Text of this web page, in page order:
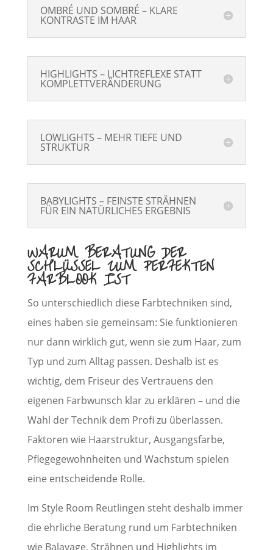
OMBRÉ UND SOMBRÉ – KLARE
KONTRASTE IM HAAR
HIGHLIGHTS – LICHTREFLEXE STATT
KOMPLETTVERÄNDERUNG
LOWLIGHTS – MEHR TIEFE UND
STRUKTUR
BABYLIGHTS – FEINSTE STRÄHNEN
FÜR EIN NATÜRLICHES ERGEBNIS
WARUM BERATUNG DER
SCHLÜSSEL ZUM PERFEKTEN
FARBLOOK IST
So unterschiedlich diese Farbtechniken sind,
eines haben sie gemeinsam: Sie funktionieren
nur dann wirklich gut, wenn sie zum Haar, zum
Typ und zum Alltag passen. Deshalb ist es
wichtig, dem Friseur des Vertrauens den
eigenen Farbwunsch klar zu erklären – und die
Wahl der Technik dem Profi zu überlassen.
Faktoren wie Haarstruktur, Ausgangsfarbe,
Pflegegewohnheiten und Wachstum spielen
eine entscheidende Rolle.
Im Style Room Reutlingen steht deshalb immer
die ehrliche Beratung rund um Farbtechniken
wie Balayage, Strähnen und Highlights im